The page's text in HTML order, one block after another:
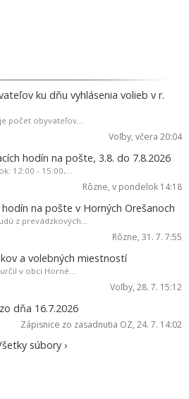
ku dňu vyhlásenia volieb v r.
počet obyvateľov...
Voľby, včera 20:04
hodín na pošte, 3.8. do 7.8.2026
12:00 - 15:00,...
Rôzne, v pondelok 14:18
na pošte v Horných Orešanoch
z prevádzkových...
Rôzne, 31. 7. 7:55
a volebných miestností
v obci Horné...
Voľby, 28. 7. 15:12
dňa 16.7.2026
Zápisnice zo zasadnutia OZ, 24. 7. 14:02
súbory ›